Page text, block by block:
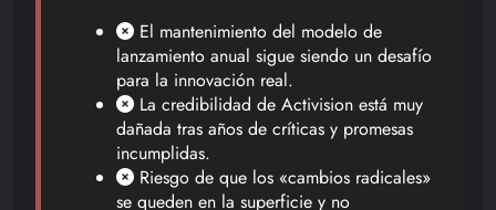
El mantenimiento del modelo de
lanzamiento anual sigue siendo un desafío
para la innovación real.
La credibilidad de Activision está muy
dañada tras años de críticas y promesas
incumplidas.
Riesgo de que los «cambios radicales»
se queden en la superficie y no